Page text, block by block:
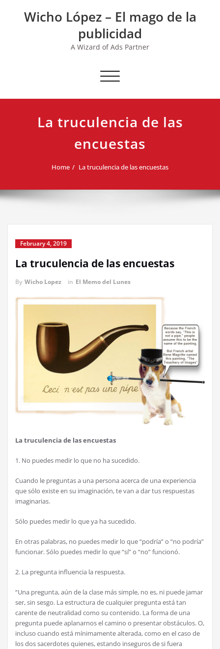
Wicho López – El mago de la
publicidad
A Wizard of Ads Partner
Toggle navigation
La truculencia de las
encuestas
Home La truculencia de las encuestas
February 4, 2019
La truculencia de las encuestas
By Wicho Lopez in El Memo del Lunes
La truculencia de las encuestas
1. No puedes medir lo que no ha sucedido.
Cuando le preguntas a una persona acerca de una experiencia
que sólo existe en su imaginación, te van a dar tus respuestas
imaginarias.
Sólo puedes medir lo que ya ha sucedido.
En otras palabras, no puedes medir lo que “podría” o “no podría”
funcionar. Sólo puedes medir lo que “sí” o “no” funcionó.
2. La pregunta influencia la respuesta.
“Una pregunta, aún de la clase más simple, no es, ni puede jamar
ser, sin sesgo. La estructura de cualquier pregunta está tan
carente de neutralidad como su contenido. La forma de una
pregunta puede aplanarnos el camino o presentar obstáculos. O,
incluso cuando está mínimamente alterada, como en el caso de
los dos sacerdotes quienes, estando inseguros de si fuera